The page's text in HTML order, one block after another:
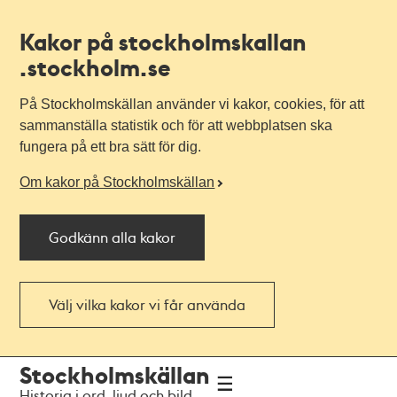
Kakor på stockholmskallan
.stockholm.se
På Stockholmskällan använder vi kakor, cookies, för att
sammanställa statistik och för att webbplatsen ska
fungera på ett bra sätt för dig.
Om kakor på Stockholmskällan
Godkänn alla kakor
Välj vilka kakor vi får använda
navigationen
huvudinnehållet
Stockholmskällan